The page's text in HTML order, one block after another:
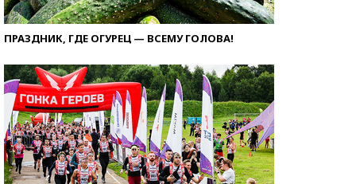
ПРАЗДНИК, ГДЕ ОГУРЕЦ — ВСЕМУ ГОЛОВА!